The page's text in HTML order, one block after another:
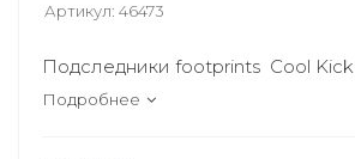
Артикул: 46473
Подследники footprints Cool Kick
Подробнее